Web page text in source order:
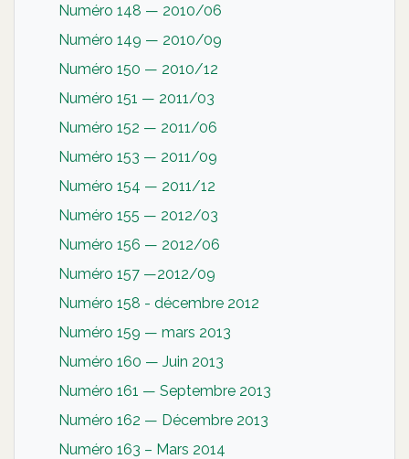
Numéro 148 — 2010/06
Numéro 149 — 2010/09
Numéro 150 — 2010/12
Numéro 151 — 2011/03
Numéro 152 — 2011/06
Numéro 153 — 2011/09
Numéro 154 — 2011/12
Numéro 155 — 2012/03
Numéro 156 — 2012/06
Numéro 157 —2012/09
Numéro 158 - décembre 2012
Numéro 159 — mars 2013
Numéro 160 — Juin 2013
Numéro 161 — Septembre 2013
Numéro 162 — Décembre 2013
Numéro 163 – Mars 2014